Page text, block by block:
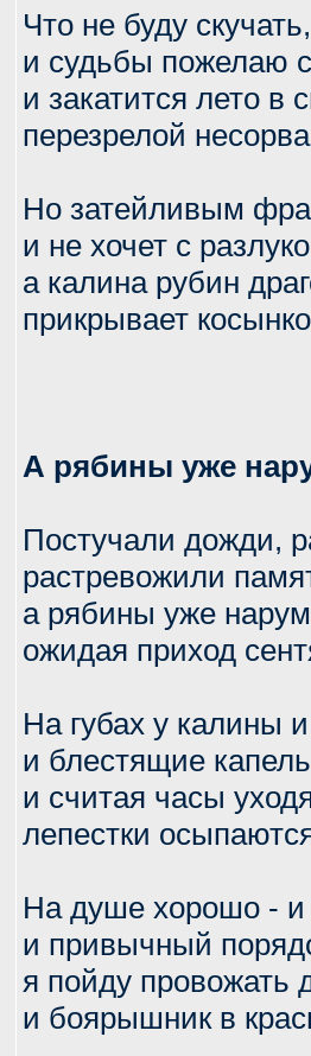
Что не буду
и судьбы пожелаю
и закатится лето в
перезрелой
Но затейливым
и не хочет с
а калина рубин
прикрывает
А рябины уже
Постучали дожди,
растревожили
а рябины уже
ожидая приход
На губах у калины
и блестящие
и считая часы
лепестки
На душе хорошо - и
и привычный
я пойду провожать
и боярышник в